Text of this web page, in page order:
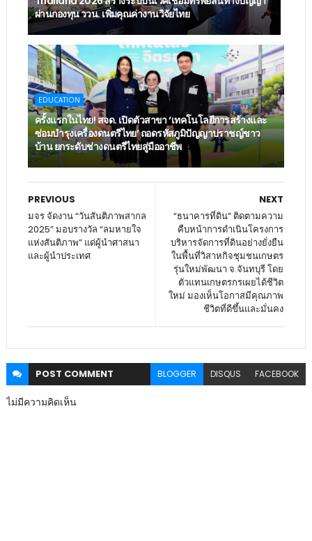
ผ่านกองทุน ววน. เพิ่มคุณค่างานวิจัยไทย
EDUCATION
ครั้งแรกในไทย! สจด. เปิดตัวสาขา ‘เทคโนโลยีการสร้างและ
ซ่อมบำรุงเครื่องดนตรีไทย’ ​ถอดรหัสภูมิปัญญาปราชญ์ชาว
บ้าน ยกระดับช่างดนตรีไทยสู่มืออาชีพ
NEXT
“ธนาคารที่ดิน” ติดตามความ
คืบหน้าการดำเนินโครงการ
บริหารจัดการที่ดินอย่างยั่งยืน
ในพื้นที่วิสาหกิจชุมชนเกษตร
รุ่นใหม่พัฒนา จ.จันทบุรี โดย
ตัวแทนเกษตรกรเผยได้ชีวิต
ใหม่ มองเห็นโอกาสมีคุณภาพ
ชีวิตที่ดีขึ้นและมั่นคง
PREVIOUS
มจร จัดงาน “วันสันติภาพสากล
2025” มอบรางวัล “ลมหายใจ
แห่งสันติภาพ” แด่ผู้นำศาสนา
และผู้นำประเทศ
POST COMMENT BLOGGER DISQUS FACEBOOK
ไม่มีความคิดเห็น